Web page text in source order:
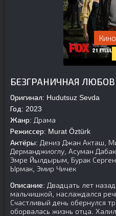
БЕЗГРАНИЧНАЯ
Оригинал: Hudutsuz Sevda
Год: 2023
Жанр: Драма
Режиссер: Murat Öztürk
Актёры: Дениз Джан Акташ,
Дерманджиоглу, Асуман
Эмре Йылдырым, Бурак
Ырмак, Эмир Чичек
Описание: Двадцать лет
мальчишкой, наслаждался
Счастливый день обернулся
оборвалась жизнь отца.